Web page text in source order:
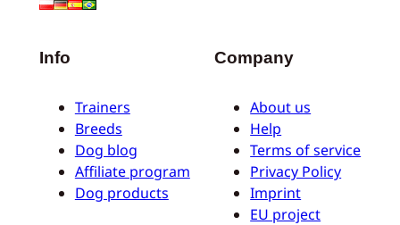
Info
Trainers
Breeds
Dog blog
Affiliate program
Dog products
Company
About us
Help
Terms of service
Privacy Policy
Imprint
EU project